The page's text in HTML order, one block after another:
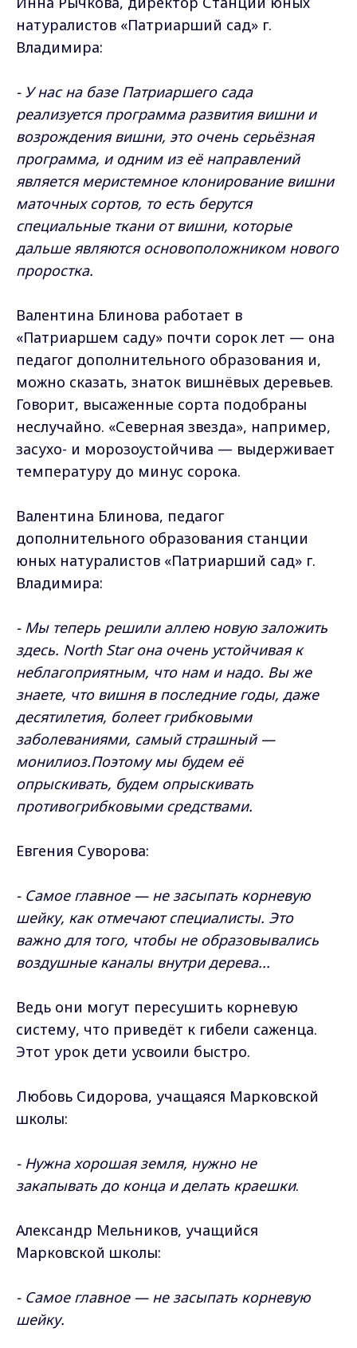
натуралистов «Патриарший сад» г.
Владимира:
- У нас на базе Патриаршего сада
реализуется программа развития вишни и
возрождения вишни, это очень серьёзная
программа, и одним из её направлений
является меристемное клонирование вишни
маточных сортов, то есть берутся
специальные ткани от вишни, которые
дальше являются основоположником нового
проростка.
Валентина Блинова работает в
«Патриаршем саду» почти сорок лет — она
педагог дополнительного образования и,
можно сказать, знаток вишнёвых деревьев.
Говорит, высаженные сорта подобраны
неслучайно. «Северная звезда», например,
засухо- и морозоустойчива — выдерживает
температуру до минус сорока.
Валентина Блинова, педагог
дополнительного образования станции
юных натуралистов «Патриарший сад» г.
Владимира:
- Мы теперь решили аллею новую заложить
здесь. North Star она очень устойчивая к
неблагоприятным, что нам и надо. Вы же
знаете, что вишня в последние годы, даже
десятилетия, болеет грибковыми
заболеваниями, самый страшный —
монилиоз.Поэтому мы будем её
опрыскивать, будем опрыскивать
противогрибковыми средствами.
Евгения Суворова:
- Самое главное — не засыпать корневую
шейку, как отмечают специалисты. Это
важно для того, чтобы не образовывались
воздушные каналы внутри дерева...
Ведь они могут пересушить корневую
систему, что приведёт к гибели саженца.
Этот урок дети усвоили быстро.
Любовь Сидорова, учащаяся Марковской
школы:
- Нужна хорошая земля, нужно не
закапывать до конца и делать краешки.
Александр Мельников, учащийся
Марковской школы:
- Самое главное — не засыпать корневую
шейку.